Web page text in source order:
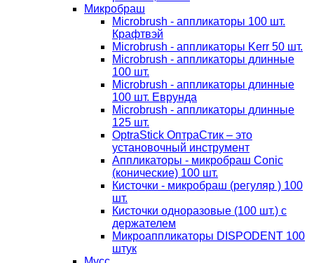
Микробраш
Microbrush - аппликаторы 100 шт.
Крафтвэй
Microbrush - аппликаторы Kerr 50 шт.
Microbrush - аппликаторы длинные
100 шт.
Microbrush - аппликаторы длинные
100 шт. Еврунда
Microbrush - аппликаторы длинные
125 шт.
OptraStick ОптраСтик – это
установочный инструмент
Аппликаторы - микробраш Conic
(конические) 100 шт.
Кисточки - микробраш (регуляр ) 100
шт.
Кисточки одноразовые (100 шт.) с
держателем
Микроаппликаторы DISPODENT 100
штук